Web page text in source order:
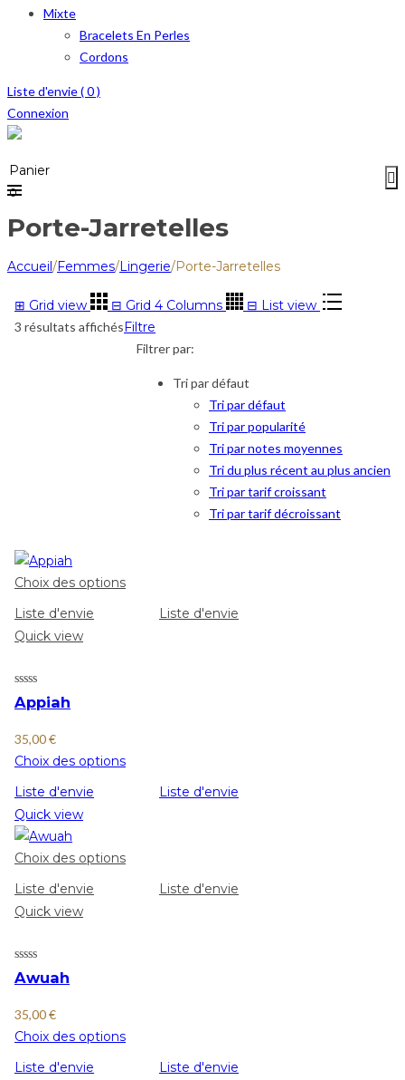
Mixte
Bracelets En Perles
Cordons
Liste d'envie (0)
Connexion
Panier
0
Porte-Jarretelles
Accueil/Femmes/Lingerie/Porte-Jarretelles
⊞ Grid view ⊟ Grid 4 Columns ⊟ List view
3 résultats affichésFiltre
Filtrer par:
Tri par défaut
Tri par défaut
Tri par popularité
Tri par notes moyennes
Tri du plus récent au plus ancien
Tri par tarif croissant
Tri par tarif décroissant
Choix des options
Liste d'envie
Liste d'envie
Quick view
Appiah
35,00€
Choix des options
Liste d'envie
Liste d'envie
Quick view
Choix des options
Liste d'envie
Liste d'envie
Quick view
Awuah
35,00€
Choix des options
Liste d'envie
Liste d'envie